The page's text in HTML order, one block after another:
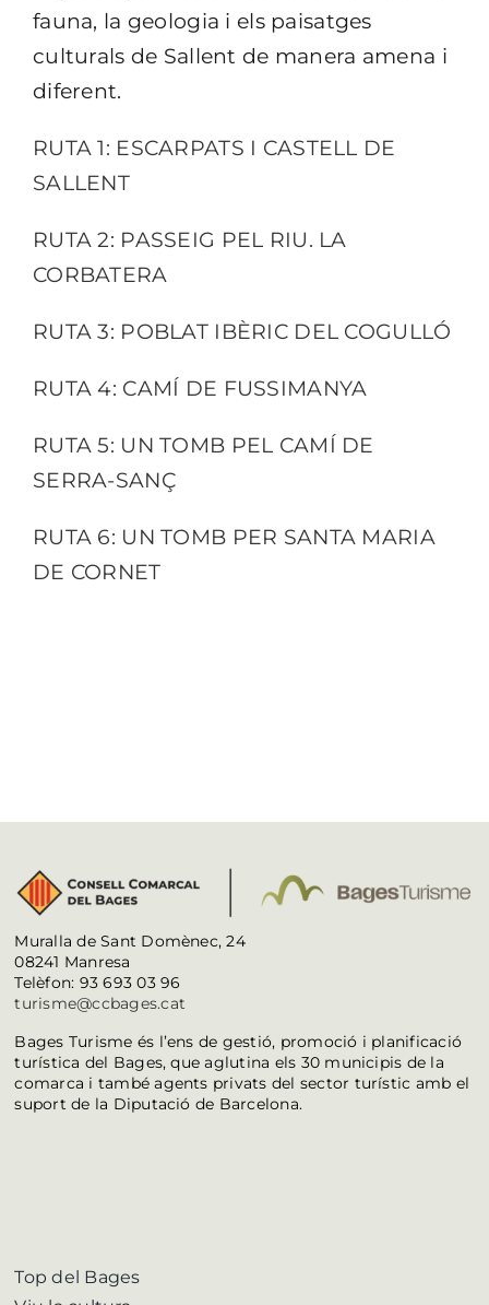
fauna, la geologia i els paisatges
culturals de Sallent de manera amena i
diferent.
RUTA 1: ESCARPATS I CASTELL DE
SALLENT
RUTA 2: PASSEIG PEL RIU. LA
CORBATERA
RUTA 3: POBLAT IBÈRIC DEL COGULLÓ
RUTA 4: CAMÍ DE FUSSIMANYA
RUTA 5: UN TOMB PEL CAMÍ DE
SERRA-SANÇ
RUTA 6: UN TOMB PER SANTA MARIA
DE CORNET
Muralla de Sant Domènec, 24
08241 Manresa
Telèfon: 93 693 03 96
turisme@ccbages.cat
Bages Turisme és l’ens de gestió, promoció i planificació
turística del Bages, que aglutina els 30 municipis de la
comarca i també agents privats del sector turístic amb el
suport de la Diputació de Barcelona.
Top del Bages